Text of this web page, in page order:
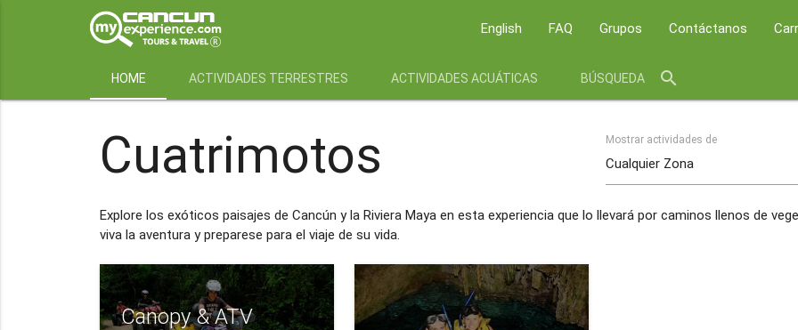
English FAQ Grupos Contáctanos
HOME ACTIVIDADES TERRESTRES ACTIVIDADES ACUÁTICAS search
BÚSQUEDA
Mostrar actividades de
Cuatrimotos
Explore los exóticos paisajes de Cancún y la Riviera Maya en esta experiencia que lo llevará por caminos llenos de
viva la aventura y preparese para el viaje de su vida.
Canopy & ATV